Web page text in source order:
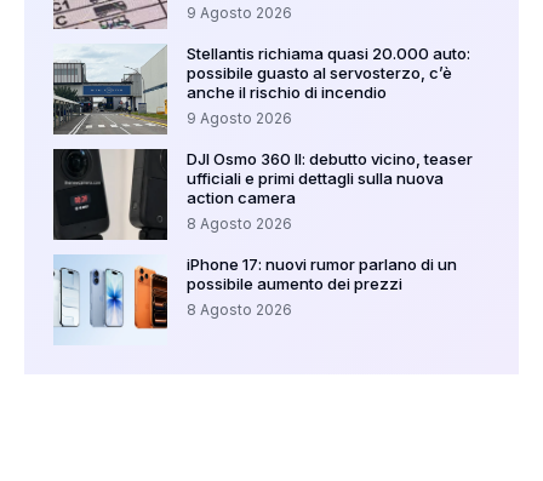
9 Agosto 2026
Stellantis richiama quasi 20.000 auto:
possibile guasto al servosterzo, c’è
anche il rischio di incendio
9 Agosto 2026
DJI Osmo 360 II: debutto vicino, teaser
ufficiali e primi dettagli sulla nuova
action camera
8 Agosto 2026
iPhone 17: nuovi rumor parlano di un
possibile aumento dei prezzi
8 Agosto 2026